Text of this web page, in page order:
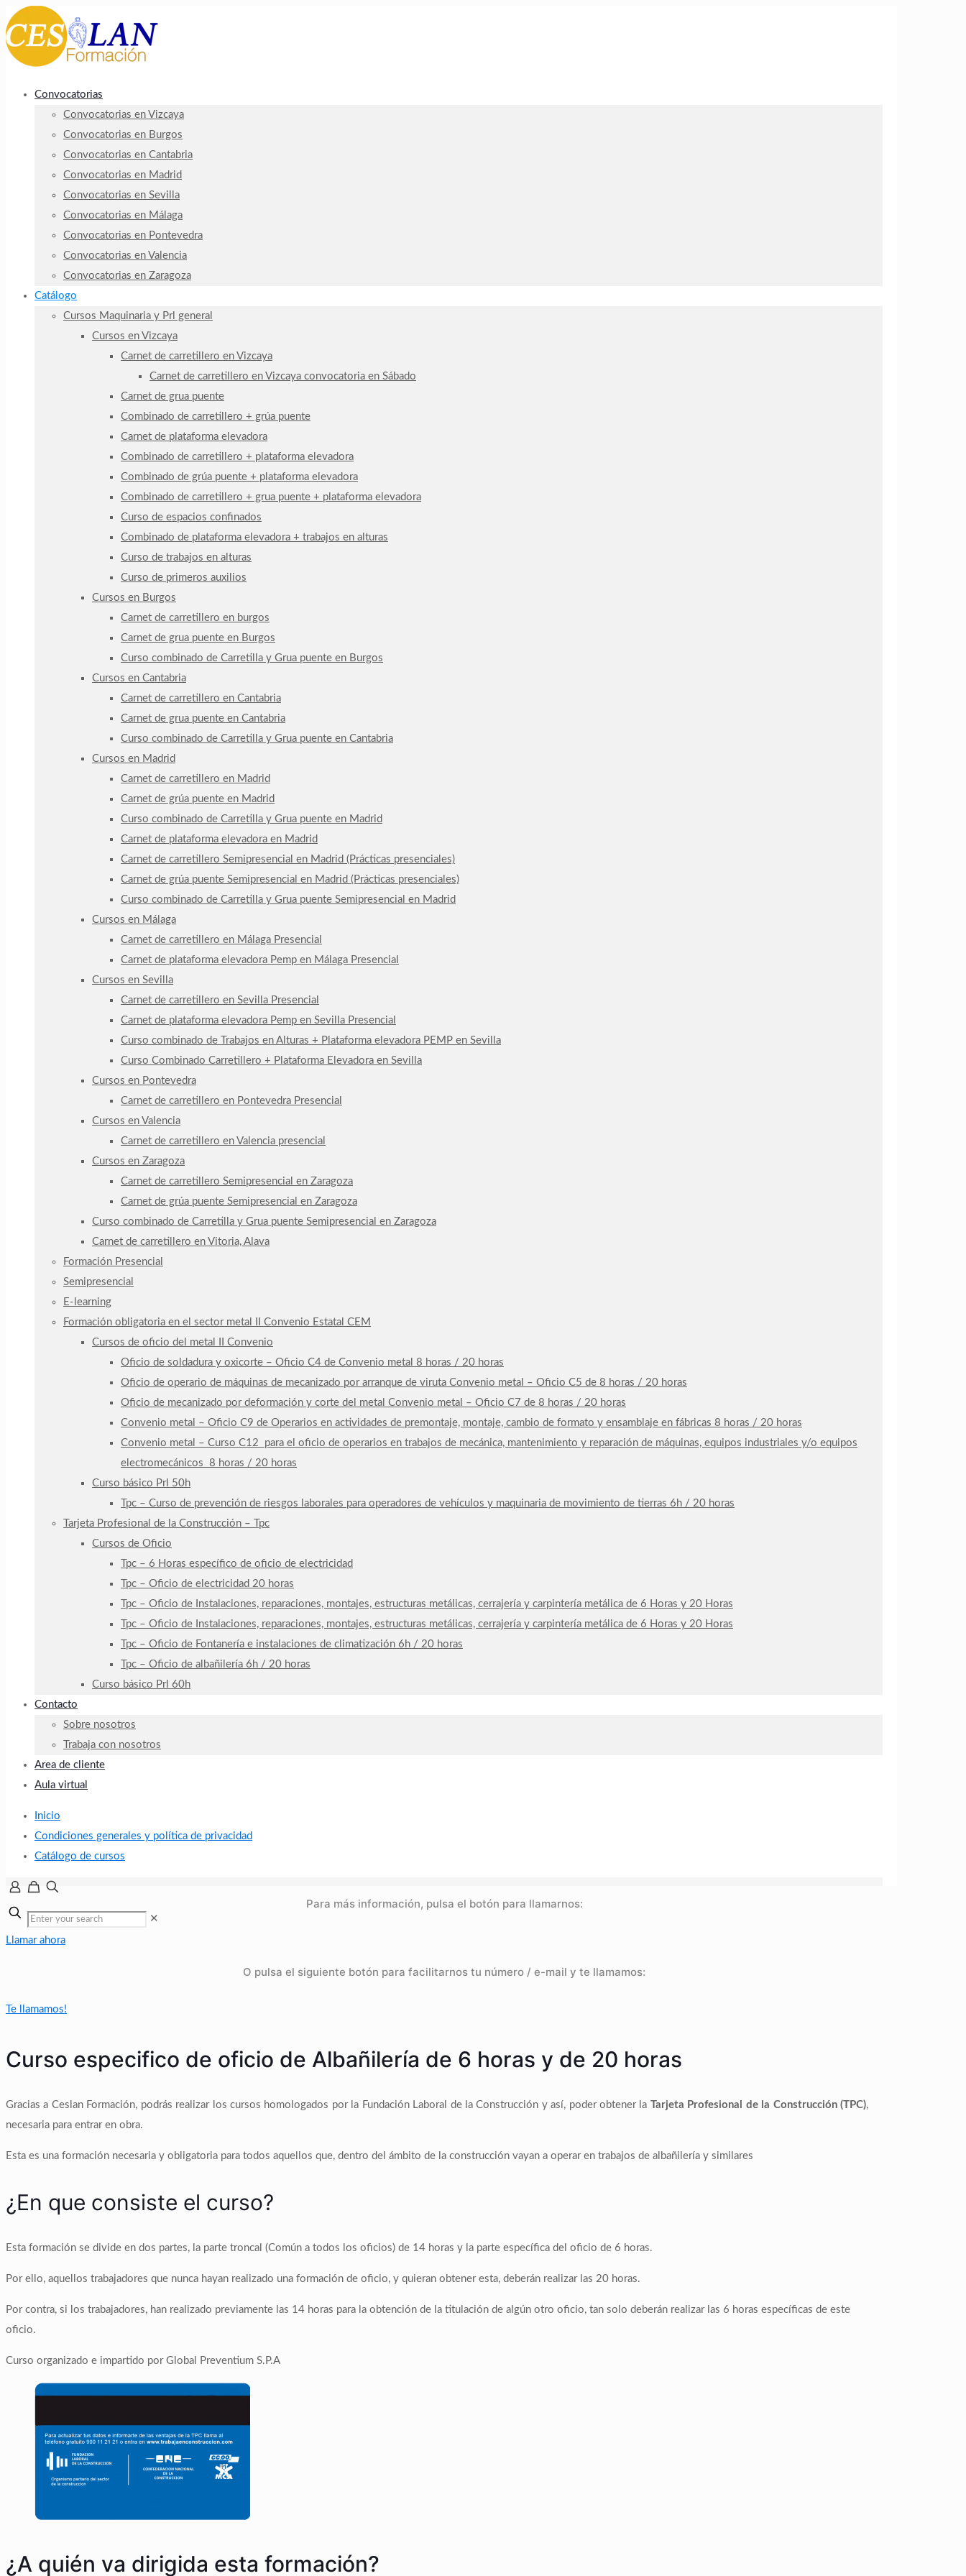
Convocatorias
Convocatorias en Vizcaya
Convocatorias en Burgos
Convocatorias en Cantabria
Convocatorias en Madrid
Convocatorias en Sevilla
Convocatorias en Málaga
Convocatorias en Pontevedra
Convocatorias en Valencia
Convocatorias en Zaragoza
Catálogo
Cursos Maquinaria y Prl general
Cursos en Vizcaya
Carnet de carretillero en Vizcaya
Carnet de carretillero en Vizcaya convocatoria en Sábado
Carnet de grua puente
Combinado de carretillero + grúa puente
Carnet de plataforma elevadora
Combinado de carretillero + plataforma elevadora
Combinado de grúa puente + plataforma elevadora
Combinado de carretillero + grua puente + plataforma elevadora
Curso de espacios confinados
Combinado de plataforma elevadora + trabajos en alturas
Curso de trabajos en alturas
Curso de primeros auxilios
Cursos en Burgos
Carnet de carretillero en burgos
Carnet de grua puente en Burgos
Curso combinado de Carretilla y Grua puente en Burgos
Cursos en Cantabria
Carnet de carretillero en Cantabria
Carnet de grua puente en Cantabria
Curso combinado de Carretilla y Grua puente en Cantabria
Cursos en Madrid
Carnet de carretillero en Madrid
Carnet de grúa puente en Madrid
Curso combinado de Carretilla y Grua puente en Madrid
Carnet de plataforma elevadora en Madrid
Carnet de carretillero Semipresencial en Madrid (Prácticas presenciales)
Carnet de grúa puente Semipresencial en Madrid (Prácticas presenciales)
Curso combinado de Carretilla y Grua puente Semipresencial en Madrid
Cursos en Málaga
Carnet de carretillero en Málaga Presencial
Carnet de plataforma elevadora Pemp en Málaga Presencial
Cursos en Sevilla
Carnet de carretillero en Sevilla Presencial
Carnet de plataforma elevadora Pemp en Sevilla Presencial
Curso combinado de Trabajos en Alturas + Plataforma elevadora PEMP en Sevilla
Curso Combinado Carretillero + Plataforma Elevadora en Sevilla
Cursos en Pontevedra
Carnet de carretillero en Pontevedra Presencial
Cursos en Valencia
Carnet de carretillero en Valencia presencial
Cursos en Zaragoza
Carnet de carretillero Semipresencial en Zaragoza
Carnet de grúa puente Semipresencial en Zaragoza
Curso combinado de Carretilla y Grua puente Semipresencial en Zaragoza
Carnet de carretillero en Vitoria, Alava
Formación Presencial
Semipresencial
E-learning
Formación obligatoria en el sector metal II Convenio Estatal CEM
Cursos de oficio del metal II Convenio
Oficio de soldadura y oxicorte – Oficio C4 de Convenio metal 8 horas / 20 horas
Oficio de operario de máquinas de mecanizado por arranque de viruta Convenio metal – Oficio C5 de 8 horas / 20 horas
Oficio de mecanizado por deformación y corte del metal Convenio metal – Oficio C7 de 8 horas / 20 horas
Convenio metal – Oficio C9 de Operarios en actividades de premontaje, montaje, cambio de formato y ensamblaje en fábricas 8 horas / 20 horas
Convenio metal – Curso C12 para el oficio de operarios en trabajos de mecánica, mantenimiento y reparación de máquinas, equipos industriales y/o equipos
electromecánicos 8 horas / 20 horas
Curso básico Prl 50h
Tpc – Curso de prevención de riesgos laborales para operadores de vehículos y maquinaria de movimiento de tierras 6h / 20 horas
Tarjeta Profesional de la Construcción – Tpc
Cursos de Oficio
Tpc – 6 Horas específico de oficio de electricidad
Tpc – Oficio de electricidad 20 horas
Tpc – Oficio de Instalaciones, reparaciones, montajes, estructuras metálicas, cerrajería y carpintería metálica de 6 Horas y 20 Horas
Tpc – Oficio de Instalaciones, reparaciones, montajes, estructuras metálicas, cerrajería y carpintería metálica de 6 Horas y 20 Horas
Tpc – Oficio de Fontanería e instalaciones de climatización 6h / 20 horas
Tpc – Oficio de albañilería 6h / 20 horas
Curso básico Prl 60h
Contacto
Sobre nosotros
Trabaja con nosotros
Area de cliente
Aula virtual
Inicio
Condiciones generales y política de privacidad
Catálogo de cursos
✕
Para más información, pulsa el botón para llamarnos:
Llamar ahora
O pulsa el siguiente botón para facilitarnos tu número / e-mail y te llamamos:
Te llamamos!
Curso especifico de oficio de Albañilería de 6 horas y de 20 horas
Gracias a Ceslan Formación, podrás realizar los cursos homologados por la Fundación Laboral de la Construcción y así, poder obtener la Tarjeta Profesional de la Construcción (TPC),
necesaria para entrar en obra.
Esta es una formación necesaria y obligatoria para todos aquellos que, dentro del ámbito de la construcción vayan a operar en trabajos de albañilería y similares
¿En que consiste el curso?
Esta formación se divide en dos partes, la parte troncal (Común a todos los oficios) de 14 horas y la parte específica del oficio de 6 horas.
Por ello, aquellos trabajadores que nunca hayan realizado una formación de oficio, y quieran obtener esta, deberán realizar las 20 horas.
Por contra, si los trabajadores, han realizado previamente las 14 horas para la obtención de la titulación de algún otro oficio, tan solo deberán realizar las 6 horas específicas de este
oficio.
Curso organizado e impartido por Global Preventium S.P.A
¿A quién va dirigida esta formación?